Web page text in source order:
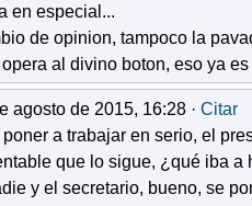
en especial...
de opinion, tampoco la
al divino boton, eso ya
agosto de 2015, 16:28 · Citar
a trabajar en serio, el
que lo sigue, ¿qué iba a
y el secretario, bueno, se